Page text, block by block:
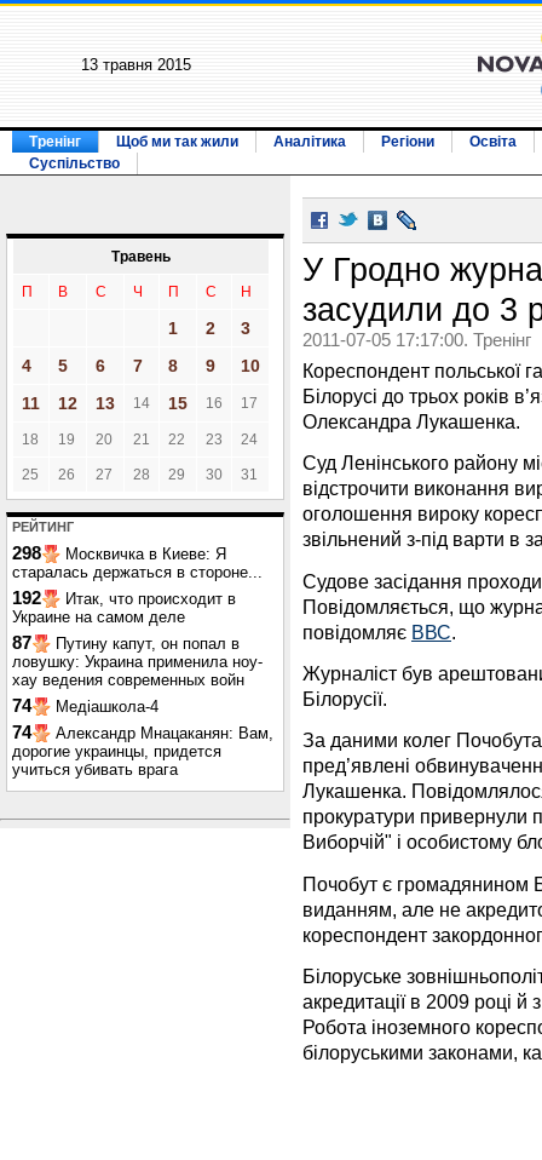
13 травня 2015
Тренінг Щоб ми так жили Аналітика Регіони
Освіта
Суспільство
Травень
П В С Ч П С Н
1 2
3
4
5 6 7 8 9
10
11
12 13 14 15 16 17
18 19 20 21 22 23 24
25 26 27 28 29 30 31
РЕЙТИНГ
298
Москвичка в Киеве: Я
старалась держаться в стороне...
192
Итак, что происходит в
Украине на самом деле
87
Путину капут, он попал в
ловушку: Украина применила ноу-
хау ведения современных войн
74 Медіашкола-4
74
Александр Мнацаканян: Вам,
дорогие украинцы, придется
учиться убивать врага
У Гродно
засудили до 3
2011-07-05 17:17:00. Тренінг
Кореспондент польської
Білорусі до трьох років
Олександра Лукашенка.
Суд Ленінського району
відстрочити виконання
оголошення вироку
звільнений з-під варти в
Судове засідання
Повідомляється, що
повідомляє ВВС.
Журналіст був
Білорусії.
За даними колег
пред’явлені
Лукашенка.
прокуратури привернули
Виборчій" і особистому
Почобут є громадянином
виданням, але не
кореспондент
Білоруське
акредитації в 2009 році й
Робота іноземного
білоруськими законами,